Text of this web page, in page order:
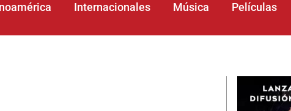
Internacionales Música Películas